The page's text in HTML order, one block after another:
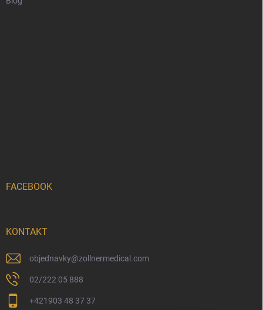
FACEBOOK
KONTAKT
objednavky@zollnermedical.com
02/222 05 888
+421903 48 37 37